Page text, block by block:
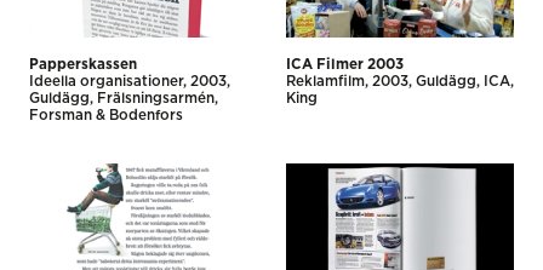
Papperskassen
Ideella organisationer 2003
Guldägg
Frälsningsarmén
Forsman & Bodenfors
ICA Filmer 2003
Reklamfilm 2003 Guldägg
ICA
King